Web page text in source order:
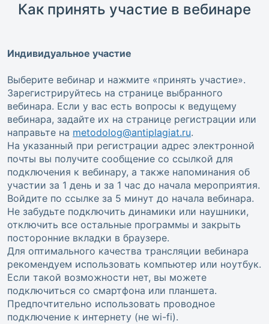
Как принять участие в вебинаре
Индивидуальное участие
Выберите вебинар и нажмите «принять участие».
Зарегистрируйтесь на странице выбранного
вебинара. Если у вас есть вопросы к ведущему
вебинара, задайте их на странице регистрации или
направьте на metodolog@antiplagiat.ru.
На указанный при регистрации адрес электронной
почты вы получите сообщение со ссылкой для
подключения к вебинару, а также напоминания об
участии за 1 день и за 1 час до начала мероприятия.
Войдите по ссылке за 5 минут до начала вебинара.
Не забудьте подключить динамики или наушники,
отключить все остальные программы и закрыть
посторонние вкладки в браузере.
Для оптимального качества трансляции вебинара
рекомендуем использовать компьютер или ноутбук.
Если такой возможности нет, вы можете
подключиться со смартфона или планшета.
Предпочтительно использовать проводное
подключение к интернету (не wi-fi).